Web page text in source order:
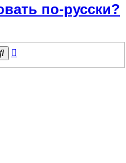
по-русски?
Поиск